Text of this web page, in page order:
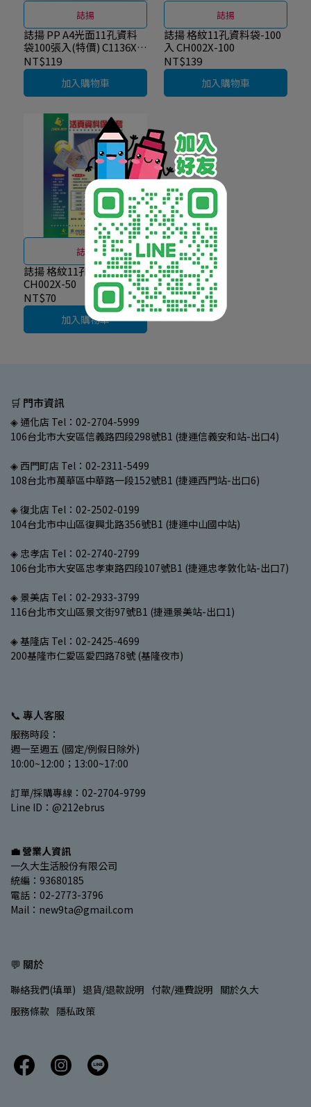
誌揚
誌揚 PP A4光面11孔資料
袋100張入(特價) C1136X-
100
NT$119
加入購物車
誌揚
誌揚 格紋11孔資料袋-100
入 CH002X-100
NT$139
加入購物車
誌揚
誌揚 格紋11孔資料袋-50入
CH002X-50
NT$70
加入購物車
🛒 門市資訊
◈ 通化店 Tel：02-2704-5999
106台北市大安區信義路四段298號B1 (捷運信義安和站-出口4)
◈ 西門町店 Tel：02-2311-5499
108台北市萬華區中華路一段152號B1 (捷運西門站-出口6)
◈ 復北店 Tel：02-2502-0199
104台北市中山區復興北路356號B1 (捷運中山國中站)
◈ 忠孝店 Tel：02-2740-2799
106台北市大安區忠孝東路四段107號B1 (捷運忠孝敦化站-出口7)
◈ 景美店 Tel：02-2933-3799
116台北市文山區景文街97號B1 (捷運景美站-出口1)
◈ 基隆店 Tel：02-2425-4699
200基隆市仁愛區愛四路78號 (基隆夜市)
📞 專人客服
服務時段：
週一至週五 (國定/例假日除外)
10:00~12:00；13:00~17:00
訂單/採購專線：02-2704-9799
Line ID：@212ebrus
💼 營業人資訊
一久大生活股份有限公司
統編：93680185
電話：02-2773-3796
Mail：new9ta@gmail.com
💬 關於
聯絡我們(填單) 退貨/退款說明 付款/運費說明 關於久大
服務條款 隱私政策